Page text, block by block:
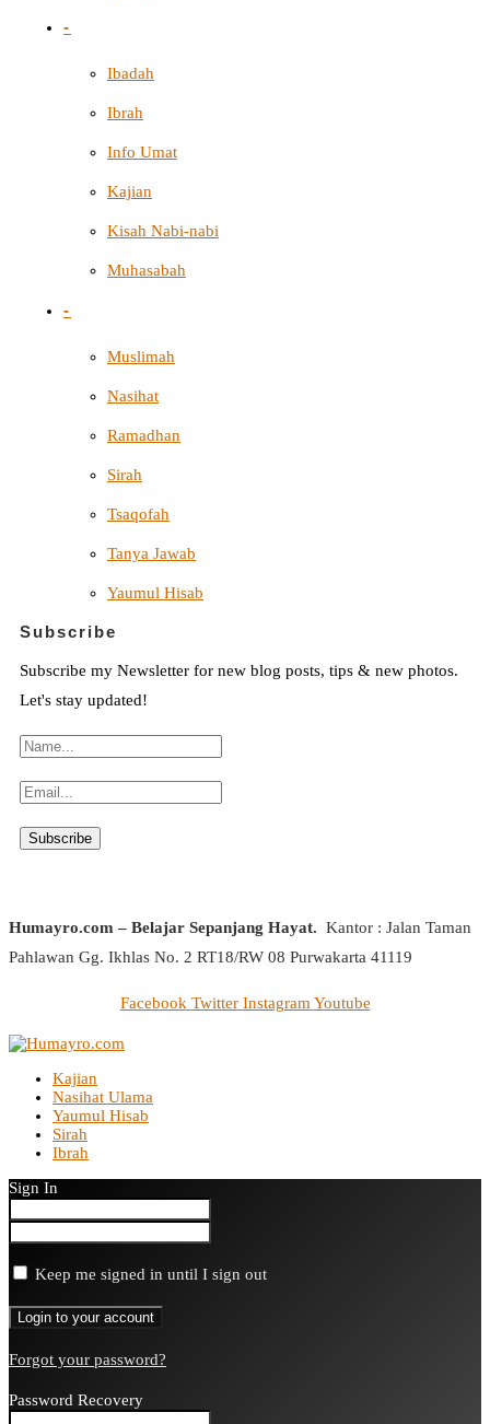
-
Ibadah
Ibrah
Info Umat
Kajian
Kisah Nabi-nabi
Muhasabah
-
Muslimah
Nasihat
Ramadhan
Sirah
Tsaqofah
Tanya Jawab
Yaumul Hisab
Subscribe
Subscribe my Newsletter for new blog posts, tips & new photos.
Let's stay updated!
Humayro.com – Belajar Sepanjang Hayat. Kantor : Jalan Taman
Pahlawan Gg. Ikhlas No. 2 RT18/RW 08 Purwakarta 41119
Facebook Twitter Instagram Youtube
Kajian
Nasihat Ulama
Yaumul Hisab
Sirah
Ibrah
Sign In
Keep me signed in until I sign out
Forgot your password?
Password Recovery